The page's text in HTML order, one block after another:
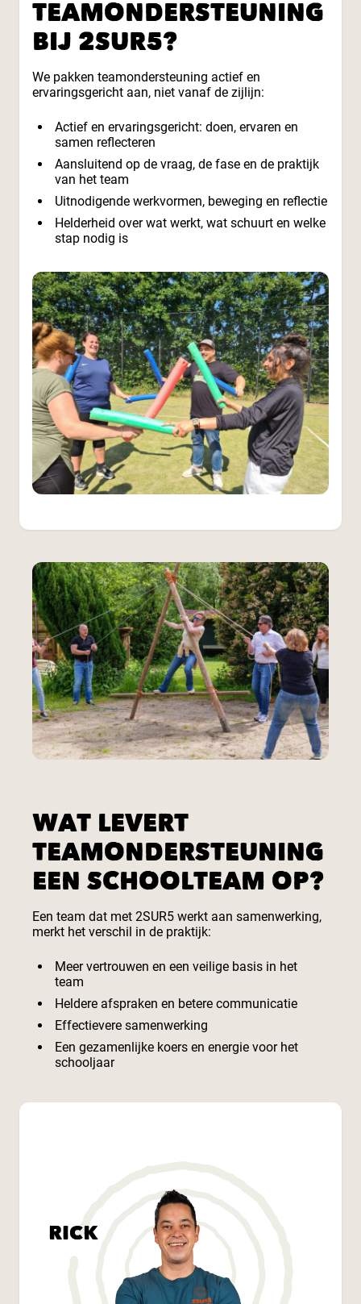
TEAMONDERSTEUNING
BIJ 2SUR5?
We pakken teamondersteuning actief en
ervaringsgericht aan, niet vanaf de zijlijn:
Actief en ervaringsgericht: doen, ervaren en
samen reflecteren
Aansluitend op de vraag, de fase en de praktijk
van het team
Uitnodigende werkvormen, beweging en reflectie
Helderheid over wat werkt, wat schuurt en welke
stap nodig is
WAT LEVERT
TEAMONDERSTEUNING
EEN SCHOOLTEAM OP?
Een team dat met 2SUR5 werkt aan samenwerking,
merkt het verschil in de praktijk:
Meer vertrouwen en een veilige basis in het
team
Heldere afspraken en betere communicatie
Effectievere samenwerking
Een gezamenlijke koers en energie voor het
schooljaar
RICK